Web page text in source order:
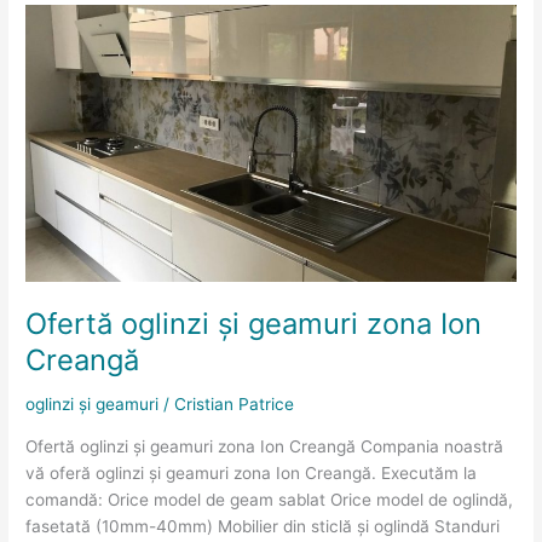
Ofertă oglinzi și geamuri zona Ion
Creangă
oglinzi și geamuri /Cristian Patrice
Ofertă oglinzi și geamuri zona Ion Creangă Compania noastră
vă oferă oglinzi și geamuri zona Ion Creangă. Executăm la
comandă: Orice model de geam sablat Orice model de oglindă,
fasetată (10mm-40mm) Mobilier din sticlă și oglindă Standuri
Ofertă
oglinzi
geamuri
Ion
Creangă